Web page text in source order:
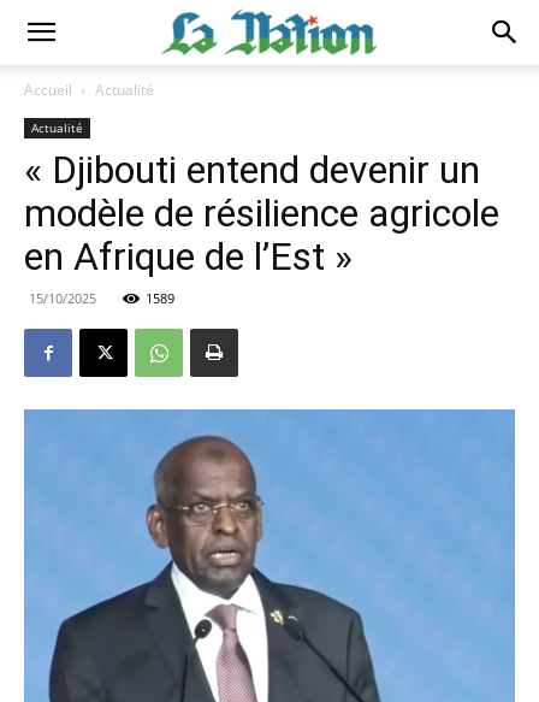
Accueil Actualité
Actualité
« Djibouti entend devenir un
modèle de résilience agricole
en Afrique de l’Est »
15/10/2025 1589